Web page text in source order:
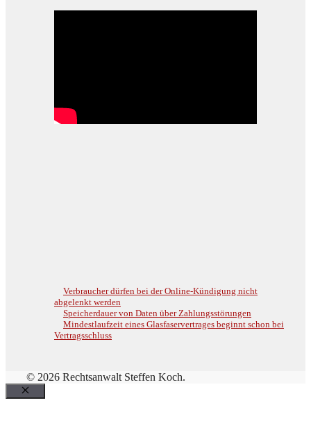
Verbraucher dürfen bei der Online-Kündigung nicht
abgelenkt werden
Speicherdauer von Daten über Zahlungsstörungen
Mindestlaufzeit eines Glasfaservertrages beginnt schon bei
Vertragsschluss
© 2026 Rechtsanwalt Steffen Koch.
Schließen